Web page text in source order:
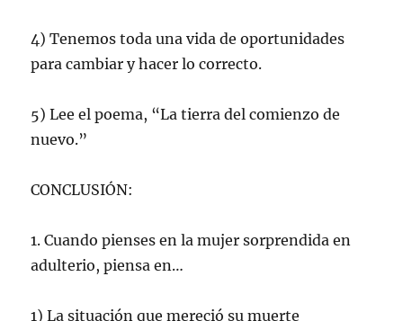
4) Tenemos toda una vida de oportunidades
para cambiar y hacer lo correcto.
5) Lee el poema, “La tierra del comienzo de
nuevo.”
CONCLUSIÓN:
1. Cuando pienses en la mujer sorprendida en
adulterio, piensa en…
1) La situación que mereció su muerte